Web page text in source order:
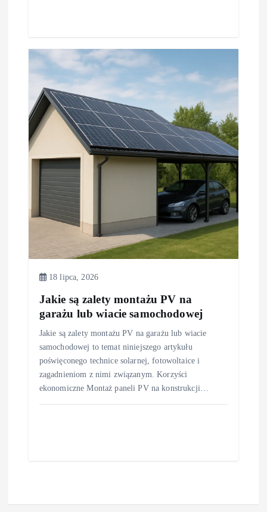
18 lipca, 2026
Jakie są zalety montażu PV na
garażu lub wiacie samochodowej
Jakie są zalety montażu PV na garażu lub wiacie
samochodowej to temat niniejszego artykułu
poświęconego technice solarnej, fotowoltaice i
zagadnieniom z nimi związanym. Korzyści
ekonomiczne Montaż paneli PV na konstrukcji…